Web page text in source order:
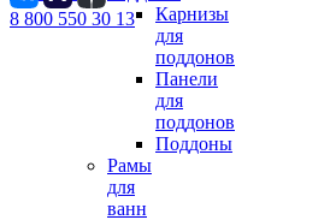
Карнизы
для
поддонов
Панели
для
поддонов
Поддоны
Рамы
для
ванн
8 800 550 30 13